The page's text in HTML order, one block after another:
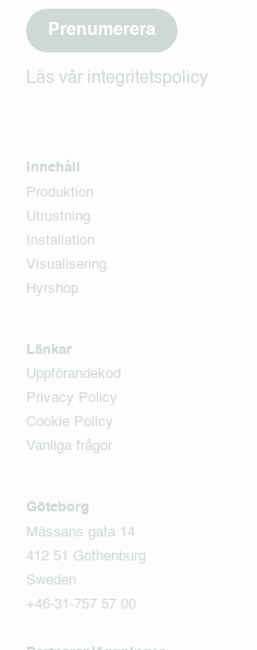
Prenumerera
Läs vår integritetspolicy
Innehåll
Produktion
Utrustning
Installation
Visualisering
Hyrshop
Länkar
Uppförandekod
Privacy Policy
Cookie Policy
Vanliga frågor
Göteborg
Mässans gata 14
412 51 Gothenburg
Sweden
+46-31-757 57 00